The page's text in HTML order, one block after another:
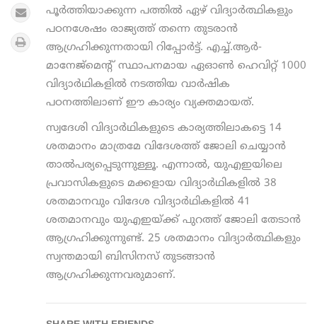
പൂർത്തിയാക്കുന്ന പത്തിൽ ഏഴ് വിദ്യാർത്ഥികളും
പഠനശേഷം രാജ്യത്ത് തന്നെ തുടരാൻ
ആഗ്രഹിക്കുന്നതായി റിപ്പോർട്ട്. എച്ച്.ആര്‍-
മാനേജ്മെന്‍റ് സ്ഥാപനമായ ഏഓൺ ഹെവിറ്റ് 1000
വിദ്യാര്‍ഥികളില്‍ നടത്തിയ വാര്‍ഷിക
പഠനത്തിലാണ് ഈ കാര്യം വ്യക്തമായത്.
സ്വദേശി വിദ്യാര്‍ഥികളുടെ കാര്യത്തിലാകട്ടെ 14
ശതമാനം മാത്രമേ വിദേശത്ത് ജോലി ചെയ്യാന്‍
താല്‍പര്യപ്പെടുന്നുള്ളൂ. എന്നാല്‍, യുഎഇയിലെ
പ്രവാസികളുടെ മക്കളായ വിദ്യാര്‍ഥികളില്‍ 38
ശതമാനവും വിദേശ വിദ്യാര്‍ഥികളില്‍ 41
ശതമാനവും യുഎഇയ്ക്ക് പുറത്ത് ജോലി തേടാൻ
ആഗ്രഹിക്കുന്നുണ്ട്. 25 ശതമാനം വിദ്യാർത്ഥികളും
സ്വന്തമായി ബിസിനസ് തുടങ്ങാൻ
ആഗ്രഹിക്കുന്നവരുമാണ്.